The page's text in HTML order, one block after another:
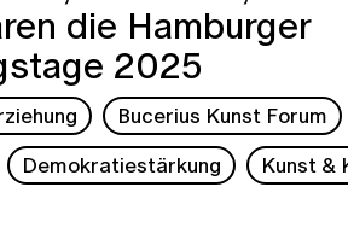
die Hamburger
2025
Bucerius Kunst Forum
Demokratiestärkung
Kunst &